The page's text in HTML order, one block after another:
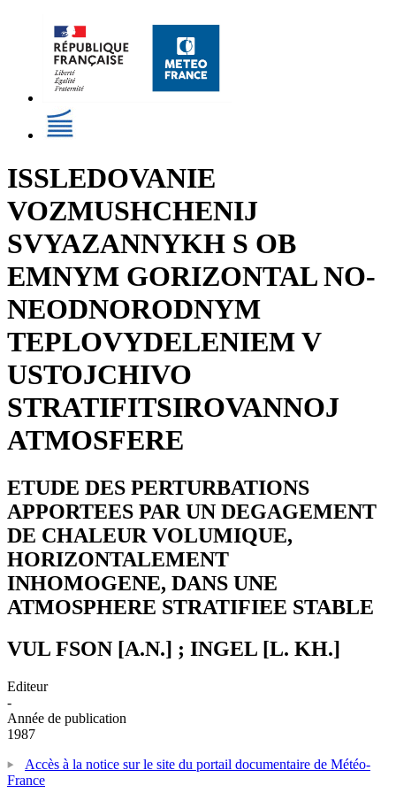
ISSLEDOVANIE
VOZMUSHCHENIJ
SVYAZANNYKH S OB
EMNYM GORIZONTAL NO-
NEODNORODNYM
TEPLOVYDELENIEM V
USTOJCHIVO
STRATIFITSIROVANNOJ
ATMOSFERE
ETUDE DES PERTURBATIONS
APPORTEES PAR UN DEGAGEMENT
DE CHALEUR VOLUMIQUE,
HORIZONTALEMENT
INHOMOGENE, DANS UNE
ATMOSPHERE STRATIFIEE STABLE
VUL FSON [A.N.] ; INGEL [L. KH.]
Editeur
-
Année de publication
1987
Accès à la notice sur le site du portail documentaire de Météo-
France